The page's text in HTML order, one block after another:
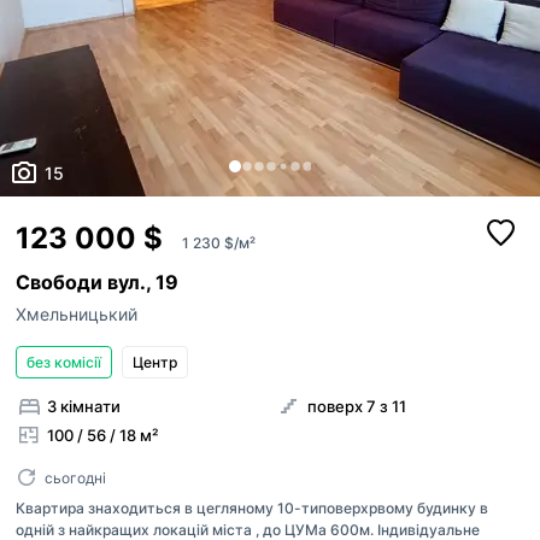
15
123 000 $ 1 230 $/м²
Свободи вул., 19
Хмельницький
без комісії Центр
3 кімнати
100 / 56 / 18 м²
поверх 7 з 11
сьогодні
Квартира знаходиться в цегляному 10-типоверхрвому будинку в
одній з найкращих локацій міста , до ЦУМа 600м. Індивідуальне